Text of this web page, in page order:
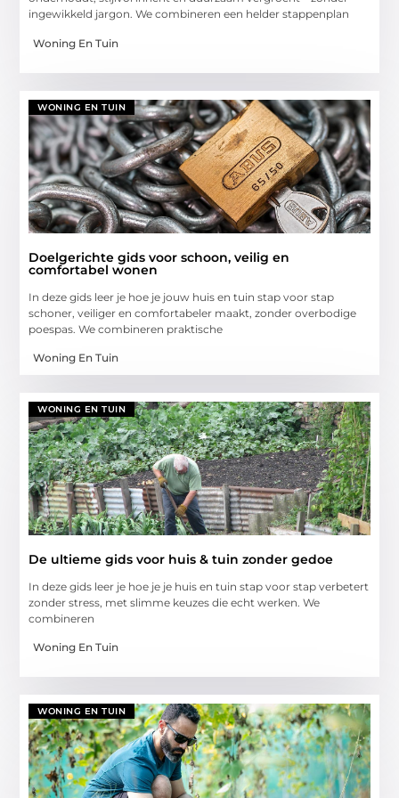
ingewikkeld jargon. We combineren een helder stappenplan
Woning En Tuin
WONING EN TUIN
Doelgerichte gids voor schoon, veilig en
comfortabel wonen
In deze gids leer je hoe je jouw huis en tuin stap voor stap
schoner, veiliger en comfortabeler maakt, zonder overbodige
poespas. We combineren praktische
Woning En Tuin
WONING EN TUIN
De ultieme gids voor huis & tuin zonder gedoe
In deze gids leer je hoe je je huis en tuin stap voor stap verbetert
zonder stress, met slimme keuzes die echt werken. We
combineren
Woning En Tuin
WONING EN TUIN